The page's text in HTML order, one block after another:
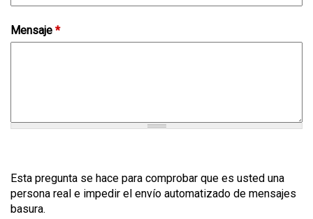
Mensaje *
Esta pregunta se hace para comprobar que es usted una
persona real e impedir el envío automatizado de mensajes
basura.